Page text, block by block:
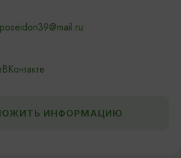
poseidon39@mail.ru
ВКонтакте
ИНФОРМАЦИЮ